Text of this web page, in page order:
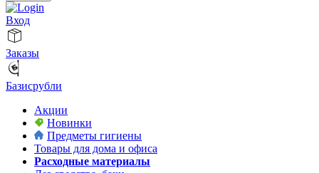
Вход
Заказы
Базисрубли
Акции
Новинки
Предметы гигиены
Товары для дома и офиса
Расходные материалы